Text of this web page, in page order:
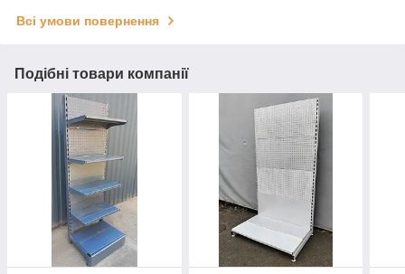
Всі умови повернення
Подібні товари компанії